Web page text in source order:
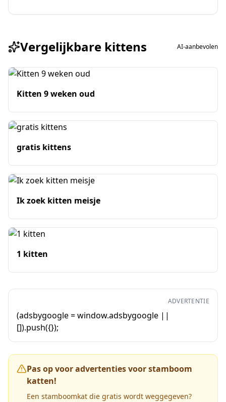
Vergelijkbare kittens AI-aanbevolen
Kitten 9 weken oud
gratis kittens
Ik zoek kitten meisje
1 kitten
ADVERTENTIE
(adsbygoogle = window.adsbygoogle ||
[]).push({});
Pas op voor advertenties voor stamboom
katten!
Een stamboomkat die gratis wordt weggegeven?